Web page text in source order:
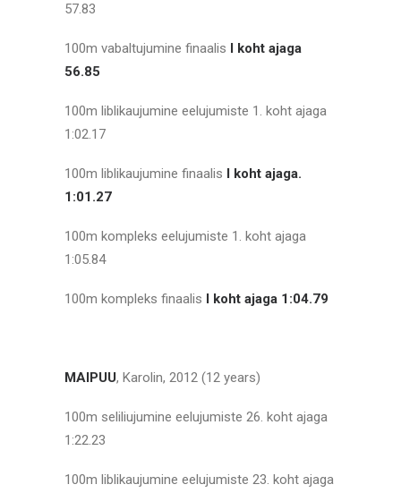
57.83
100m vabaltujumine finaalis I koht ajaga
56.85
100m liblikaujumine eelujumiste 1. koht ajaga
1:02.17
100m liblikaujumine finaalis I koht ajaga.
1:01.27
100m kompleks eelujumiste 1. koht ajaga
1:05.84
100m kompleks finaalis I koht ajaga 1:04.79
MAIPUU, Karolin, 2012 (12 years)
100m seliliujumine eelujumiste 26. koht ajaga
1:22.23
100m liblikaujumine eelujumiste 23. koht ajaga